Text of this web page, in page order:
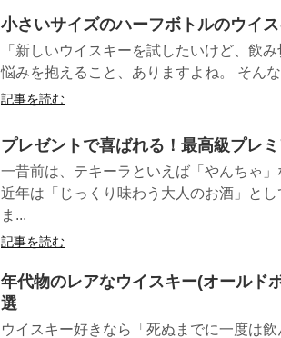
小さいサイズのハーフボトルのウイ
「新しいウイスキーを試したいけど、
悩みを抱えること、ありますよね。 そん
記事を読む
プレゼントで喜ばれる！最高級プレ
一昔前は、テキーラといえば「やんちゃ
近年は「じっくり味わう大人のお酒」と
ま...
記事を読む
年代物のレアなウイスキー(オールド
選
ウイスキー好きなら「死ぬまでに一度は